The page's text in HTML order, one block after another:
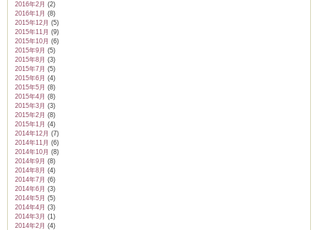
2016年2月 (2)
2016年1月 (8)
2015年12月 (5)
2015年11月 (9)
2015年10月 (6)
2015年9月 (5)
2015年8月 (3)
2015年7月 (5)
2015年6月 (4)
2015年5月 (8)
2015年4月 (8)
2015年3月 (3)
2015年2月 (8)
2015年1月 (4)
2014年12月 (7)
2014年11月 (6)
2014年10月 (8)
2014年9月 (8)
2014年8月 (4)
2014年7月 (6)
2014年6月 (3)
2014年5月 (5)
2014年4月 (3)
2014年3月 (1)
2014年2月 (4)